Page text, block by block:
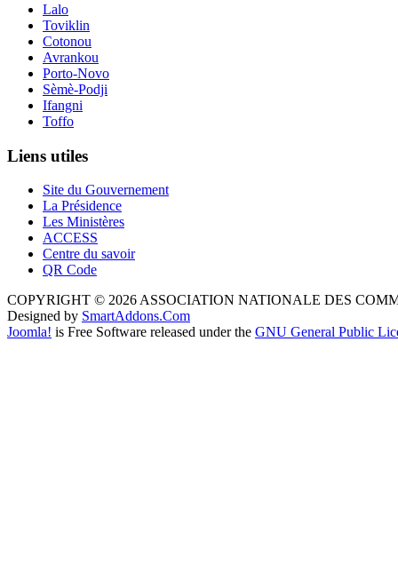
Lalo
Toviklin
Cotonou
Avrankou
Porto-Novo
Sèmè-Podji
Ifangni
Toffo
Liens utiles
Site du Gouvernement
La Présidence
Les Ministères
ACCESS
Centre du savoir
QR Code
COPYRIGHT © 2026 ASSOCIATION NATIONALE DES
Designed by SmartAddons.Com
Joomla! is Free Software released under the GNU General Public